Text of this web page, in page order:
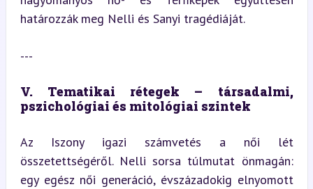
határozzák meg Nelli és Sanyi tragédiáját.
---
V. Tematikai rétegek – társadalmi,
pszichológiai és mitológiai szintek
Az Iszony igazi számvetés a női lét
összetettségéről. Nelli sorsa túlmutat önmagán:
egy egész női generáció, évszázadokig elnyomott